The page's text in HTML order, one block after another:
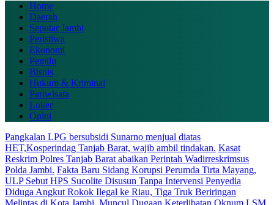
Home
Daerah
Seputar Jambi
Peristiwa
Ekonomi
Pemilu
Bisnis
Hukum & Kriminal
Pariwisata
Loker
Opini
Pangkalan LPG bersubsidi Sunarno menjual diatas
HET,Kosperindag Tanjab Barat, wajib ambil tindakan. Kasat
Reskrim Polres Tanjab Barat abaikan Perintah Wadirreskrimsus
Polda Jambi. Fakta Baru Sidang Korupsi Perumda Tirta Mayang,
ULP Sebut HPS Sucolite Disusun Tanpa Intervensi Penyedia
Diduga Angkut Rokok Ilegal ke Riau, Tiga Truk Beriringan
Melintas di Kota Jambi, Muncul Dugaan Keterlibatan Oknum LSM